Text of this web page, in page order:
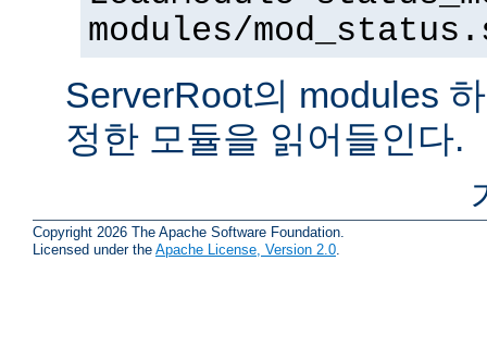
modules/
ServerRoot의 modules
정한 모듈을 읽어들인다.
Copyright 2026 The Apache Software Foundation.
Licensed under the Apache License, Version 2.0.